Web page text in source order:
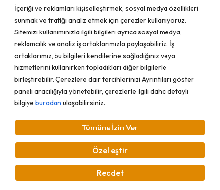
İçeriği ve reklamları kişiselleştirmek, sosyal medya özellikleri
sunmak ve trafiği analiz etmek için çerezler kullanıyoruz.
Sitemizi kullanımınızla ilgili bilgileri ayrıca sosyal medya,
reklamcılık ve analiz iş ortaklarımızla paylaşabiliriz. İş
ortaklarımız, bu bilgileri kendilerine sağladığınız veya
hizmetlerini kullanırken topladıkları diğer bilgilerle
birleştirebilir. Çerezlere dair tercihlerinizi Ayrıntıları göster
paneli aracılığıyla yönetebilir, çerezlerle ilgili daha detaylı
bilgiye buradan ulaşabilirsiniz.
Özelleştir
Reddet
Tümüne İzin Ver